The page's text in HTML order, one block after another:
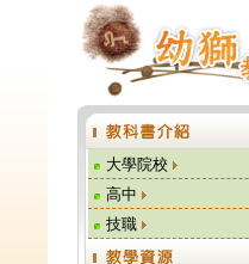
大學院校
高中
技職